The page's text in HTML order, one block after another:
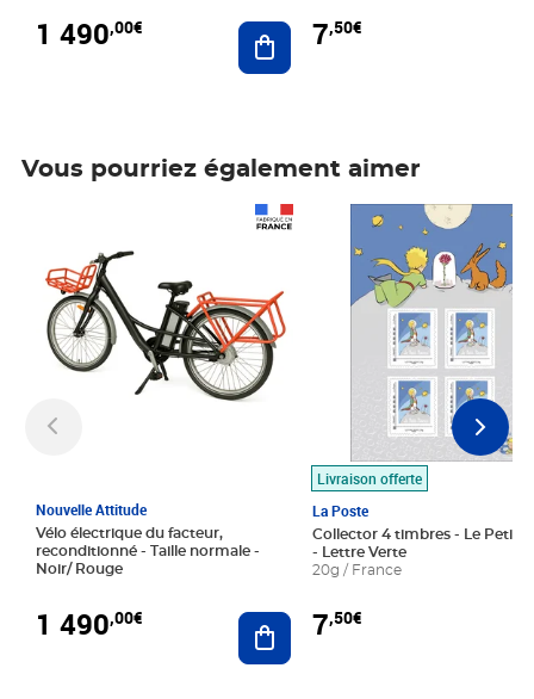
1 490,00€ Ajouter au panier
7,50€
Vous pourriez également aimer
Nouvelle Attitude
Vélo électrique du facteur,
reconditionné - Taille normale -
Noir/ Rouge
1 490,00€ Ajouter au panier
Livraison offerte
La Poste
Collector 4 timbres - Le Petit
- Lettre Verte
20g / France
7,50€
Prix 7,50€